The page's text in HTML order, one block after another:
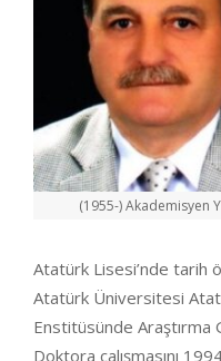
(1955-) Akademisyen
Atatürk Lisesi’nde tarih
Atatürk Üniversitesi
Enstitüsünde Araştırma
Doktora çalışmasını